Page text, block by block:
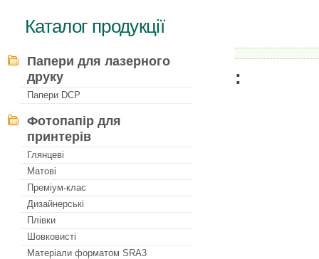
Каталог продукції
:
Папери для лазерного
друку
Папери DCP
Фотопапір для
принтерів
Глянцеві
Матові
Преміум-клас
Дизайнерські
Плівки
Шовковисті
Матеріали форматом SRA3